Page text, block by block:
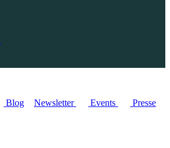
Blog Newsletter Events Presse